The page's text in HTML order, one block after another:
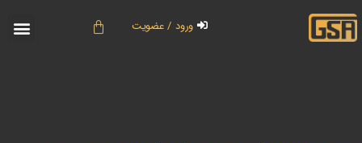
ورود / عضویت